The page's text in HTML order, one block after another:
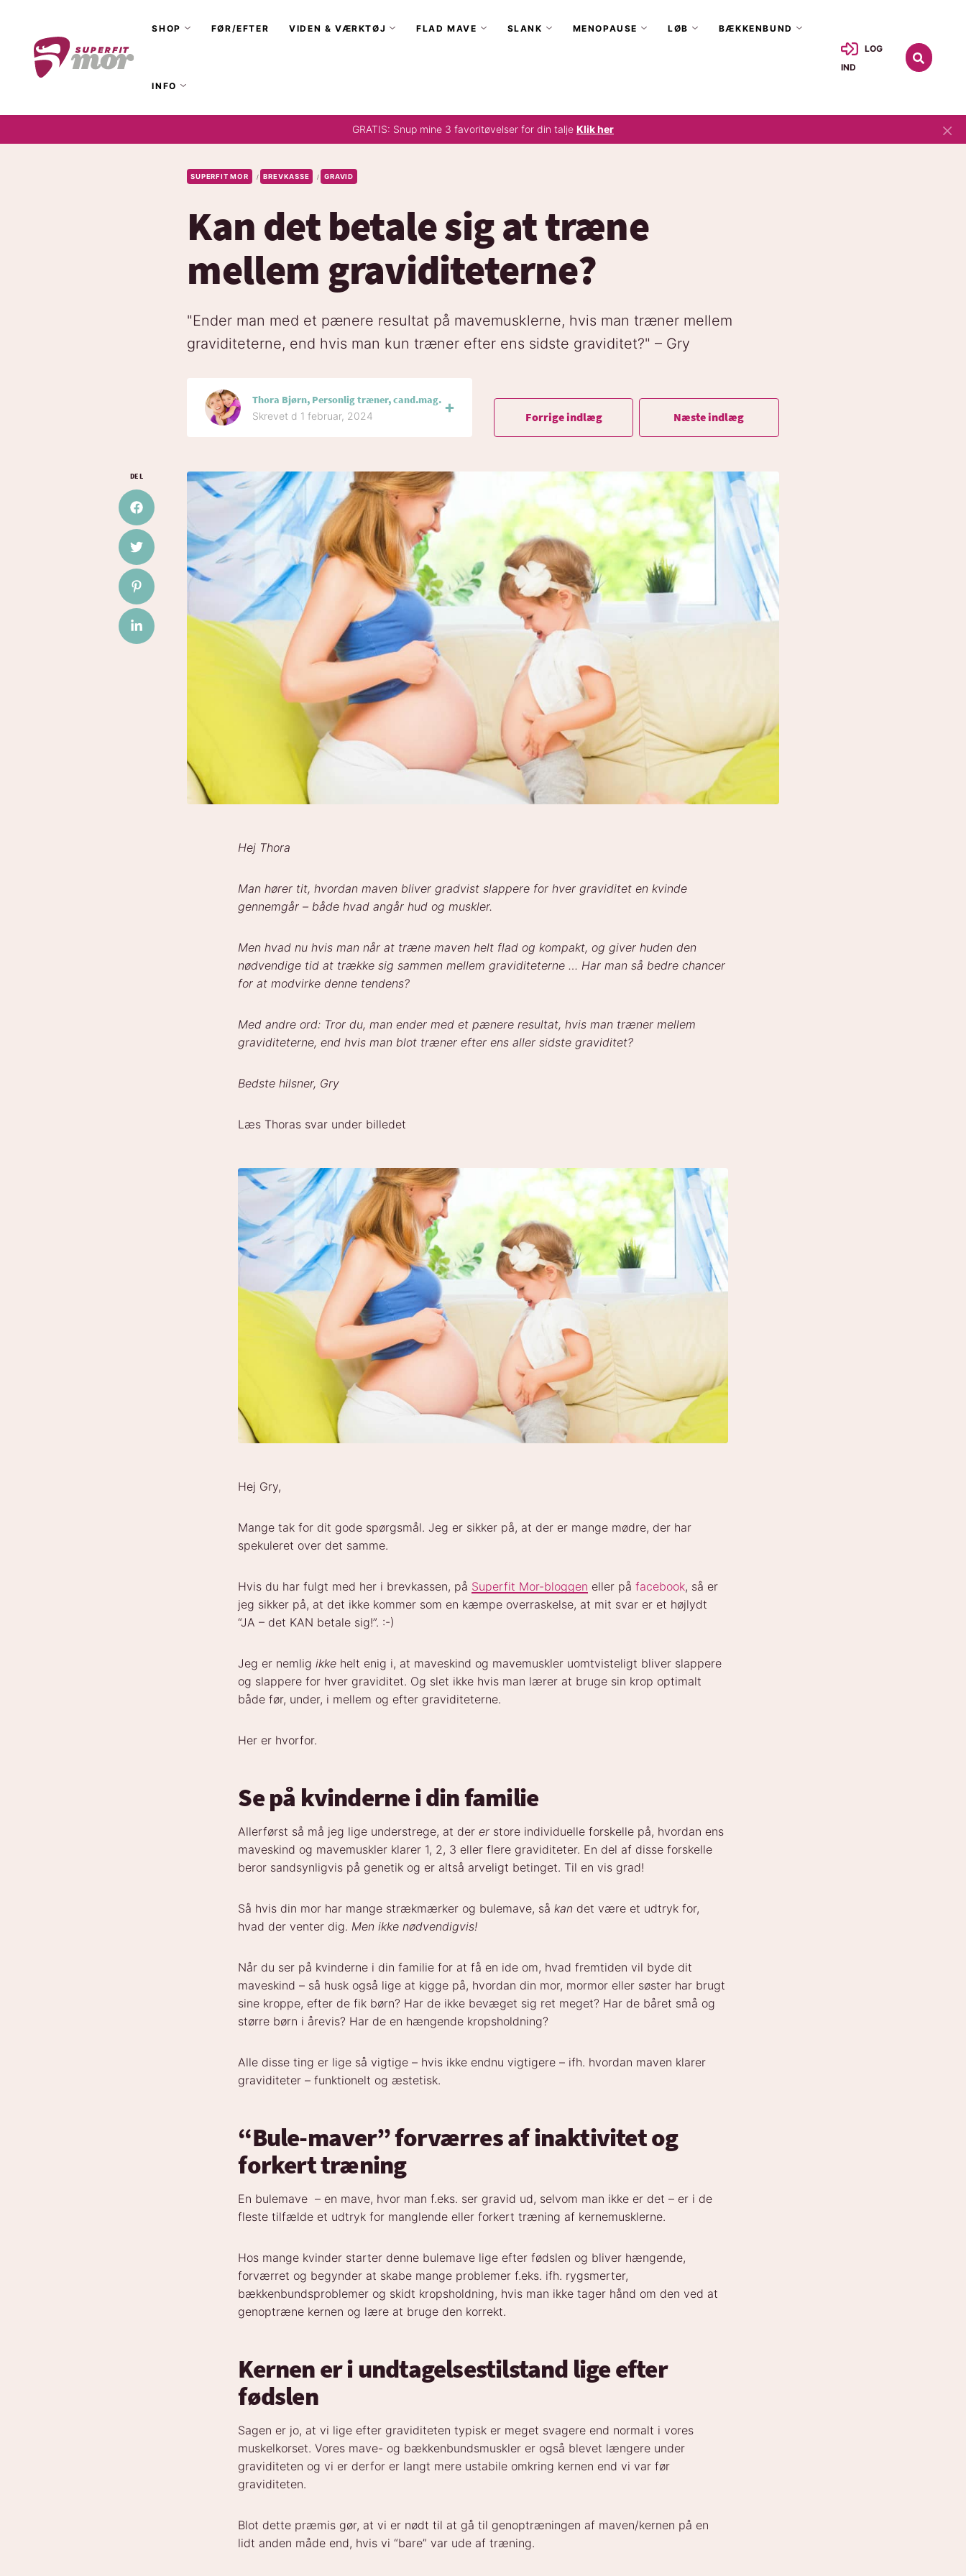
LOG
IND
SHOP FØR/EFTER VIDEN & VÆRKTØJ FLAD MAVE SLANK MENOPAUSE LØB BÆKKENBUND
INFO
GRATIS: Snup mine 3 favoritøvelser for din talje Klik her ×
SUPERFIT MOR / BREVKASSE / GRAVID
Kan det betale sig at træne
mellem graviditeterne?
"Ender man med et pænere resultat på mavemusklerne, hvis man træner mellem
graviditeterne, end hvis man kun træner efter ens sidste graviditet?" – Gry
Thora Bjørn, Personlig træner, cand.mag.
Skrevet d 1 februar, 2024 Forrige indlæg Næste indlæg
DEL
Del på Facebook
Del på Twitter
Del på Pinterest
Del på LinkedIn
Hej Thora
Man hører tit, hvordan maven bliver gradvist slappere for hver graviditet en kvinde
gennemgår – både hvad angår hud og muskler.
Men hvad nu hvis man når at træne maven helt flad og kompakt, og​ giver huden den
nødvendige tid at trække sig sammen mellem graviditeterne … Har man så bedre chancer
for at modvirke denne tendens?
Med andre ord: Tror du, man ender med et pænere resultat, hvis man træner mellem
graviditeterne, end hvis man blot træner efter ens aller sidste graviditet?
Bedste hilsner, Gry
Læs Thoras svar under billedet
Hej Gry,
Mange tak for dit gode spørgsmål. Jeg er sikker på, at der er mange mødre, der har
spekuleret over det samme.
Hvis du har fulgt med her i brevkassen, på Superfit Mor-bloggen eller påfacebook, så er
jeg sikker på, at det ikke kommer som en kæmpe overraskelse, at mit svar er et højlydt
“JA – det KAN betale sig!”. :-)
Jeg er nemlig ikke helt enig i, at maveskind og mavemuskler ​uomtvisteligt bliver slappere
og slappere for hver graviditet. Og slet ikke hvis man lærer at bruge sin krop optimalt
både før, under, i mellem og efter graviditeterne.
Her er hvorfor.
Se på kvinderne i din familie
Allerførst så må jeg lige understrege, at derer store individuelle forskelle på, hvordan ens
maveskind og mavemuskler klarer 1, 2, 3 eller flere graviditeter. En del af disse forskelle
beror sandsynligvis på genetik og er altså arveligt betinget. Til en vis grad!
Så hvis din mor har mange strækmærker og bulemave, såkan det være et udtryk for,
hvad der venter dig. Men ikke nødvendigvis!
Når du ser på kvinderne i din familie for at få en ide om, hvad fremtiden vil byde dit
maveskind – så husk også lige at kigge på, hvordan din mor, mormor eller søster har brugt
sine kroppe, efter de fik børn? Har de ikke bevæget sig ret meget? Har de båret små og
større børn i årevis? Har de en hængende kropsholdning?
Alle disse ting er lige så vigtige – hvis ikke endnu vigtigere – ifh. hvordan maven klarer
graviditeter – funktionelt og æstetisk.
“Bule-maver” forværres af inaktivitet og
forkert træning
En bulemave – en mave, hvor man f.eks. ser gravid ud, selvom man ikke er det – er i de
fleste tilfælde et udtryk for manglende eller forkert træning af kernemusklerne.
Hos mange kvinder starter denne bulemave lige efter fødslen og bliver hængende,
forværret og begynder at skabe mange problemer f.eks. ifh. rygsmerter,
bækkenbundsproblemer og skidt kropsholdning, hvis man ikke tager hånd om den ved at
genoptræne kernen og lære at bruge den korrekt.
Kernen er i undtagelsestilstand lige efter
fødslen
Sagen er jo, at vi lige efter graviditeten typisk er meget ​svagere end normalt i vores
muskelkorset. Vores mave- og bækkenbundsmuskler er også blevet længere under
graviditeten og vi er derfor er langt mere ustabile omkring kernen end vi var før
graviditeten.
Blot dette præmis gør, at vi er nødt til at gå til genoptræningen af maven/kernen på en
lidt anden måde end, hvis vi “bare” var ude af træning.